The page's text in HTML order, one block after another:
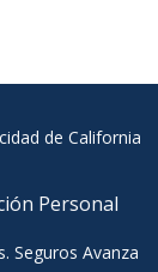
de California
Personal
Seguros Avanza